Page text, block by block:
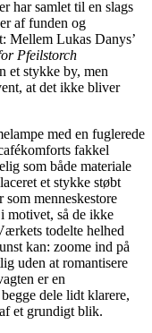
har samlet til en slags
af funden og
Mellem Lukas Danys’
Pfeilstorch
et stykke by, men
at det ikke bliver
med en fuglerede
fakkel
som både materiale
et stykke støbt
som menneskestore
motivet, så de ikke
todelte helhed
kan: zoome ind på
uden at romantisere
er en
dele lidt klarere,
et grundigt blik.